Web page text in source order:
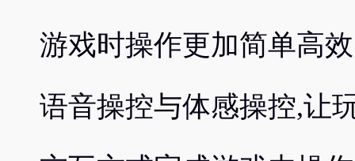
游戏时操作更加简单高
语音操控与体感操控,让